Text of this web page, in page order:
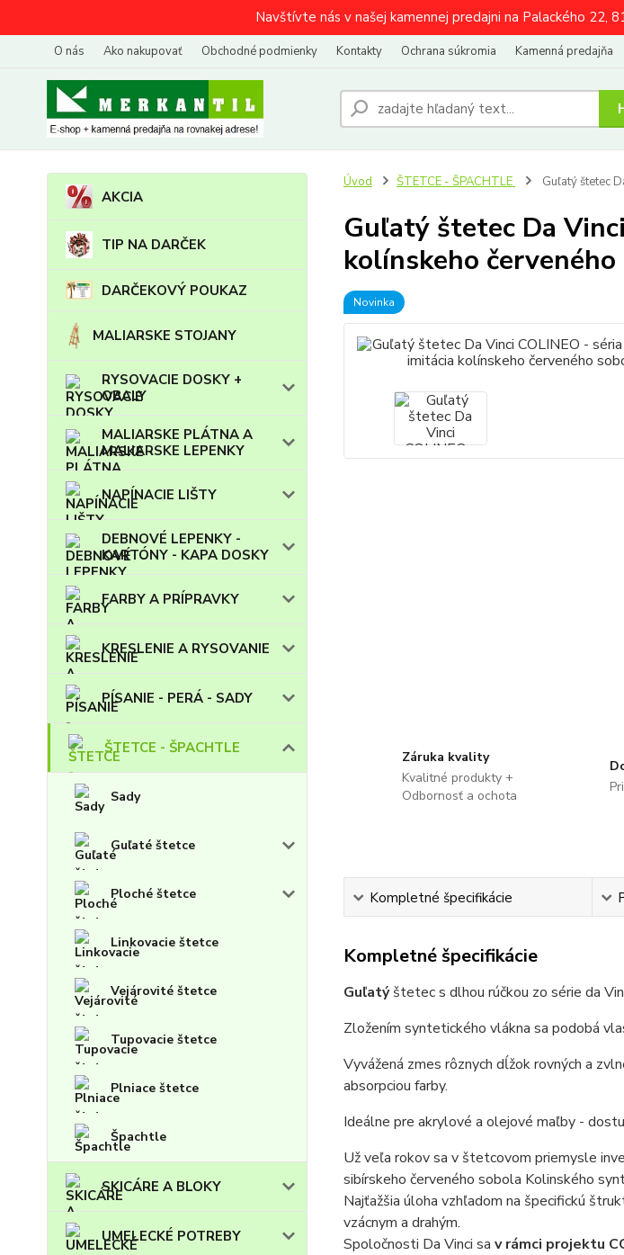
Navštívte nás v našej kamennej predajni na Palackého 22,
O nás Ako nakupovať Obchodné podmienky Kontakty Ochrana súkromia Kamenná predajňa
AKCIA
TIP NA DARČEK
DARČEKOVÝ POUKAZ
MALIARSKE STOJANY
RYSOVACIE DOSKY +
OBALY
MALIARSKE PLÁTNA A
MALIARSKE LEPENKY
NAPÍNACIE LIŠTY
DEBNOVÉ LEPENKY -
KARTÓNY - KAPA DOSKY
FARBY A PRÍPRAVKY
KRESLENIE A RYSOVANIE
PÍSANIE - PERÁ - SADY
ŠTETCE - ŠPACHTLE
Sady
Guľaté štetce
Ploché štetce
Linkovacie štetce
Vejárovité štetce
Tupovacie štetce
Plniace štetce
Špachtle
SKICÁRE A BLOKY
UMELECKÉ POTREBY
Úvod ŠTETCE - ŠPACHTLE Guľatý štetec
Guľatý štetec Da
kolínskeho
Novinka
Záruka kvality
Kvalitné produkty +
Odbornosť a ochota
Kompletné špecifikácie
Kompletné špecifikácie
Guľatýštetec s dlhou rúčkou zo série da
Zložením syntetického vlákna sa podobá
Vyvážená zmes rôznych dĺžok rovných a
absorpciou farby.
Ideálne pre akrylové a olejové maľby -
Už veľa rokov sa v štetcovom priemysle
sibírskeho červeného sobola Kolinského
Najťažšia úloha vzhľadom na špecifickú
vzácnym a drahým.
Spoločnosti Da Vinci sa v rámci projektu